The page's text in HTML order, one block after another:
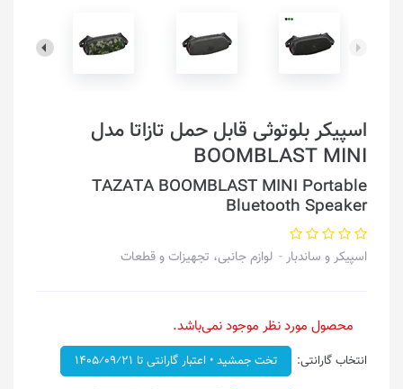
اسپیکر بلوتوثی قابل حمل تازاتا مدل
BOOMBLAST MINI
TAZATA BOOMBLAST MINI Portable
Bluetooth Speaker
اسپیکر و ساندبار لوازم جانبی، تجهیزات و قطعات
محصول مورد نظر موجود نمی‌باشد.
انتخاب گارانتی: تخت جمشید • اعتبار گارانتی تا ۱۴۰۵⁄۰۹⁄۲۱